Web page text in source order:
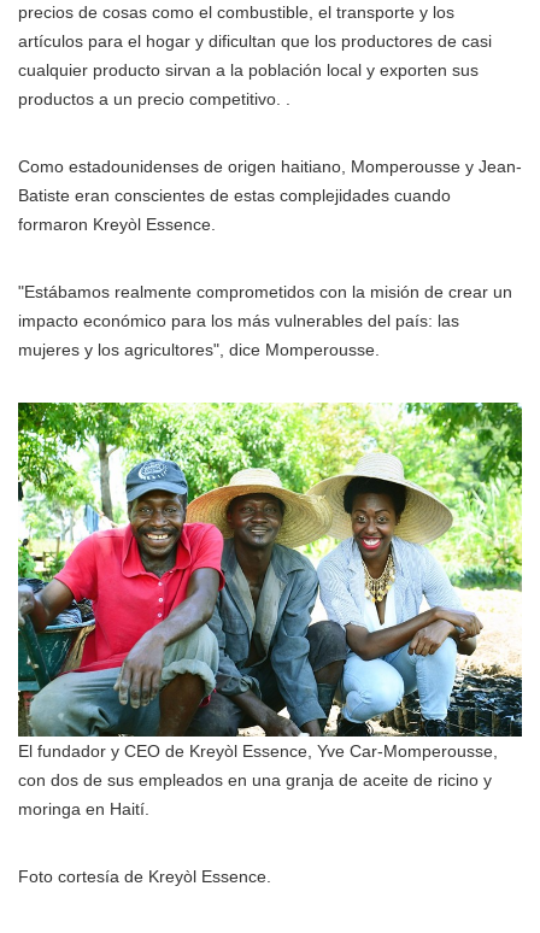
precios de cosas como el combustible, el transporte y los
artículos para el hogar y dificultan que los productores de casi
cualquier producto sirvan a la población local y exporten sus
productos a un precio competitivo. .
Como estadounidenses de origen haitiano, Momperousse y Jean-
Batiste eran conscientes de estas complejidades cuando
formaron Kreyòl Essence.
"Estábamos realmente comprometidos con la misión de crear un
impacto económico para los más vulnerables del país: las
mujeres y los agricultores", dice Momperousse.
El fundador y CEO de Kreyòl Essence, Yve Car-Momperousse,
con dos de sus empleados en una granja de aceite de ricino y
moringa en Haití.
Foto cortesía de Kreyòl Essence.